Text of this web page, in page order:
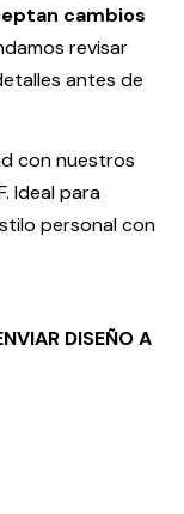
cambios
revisar
antes de
con nuestros
Ideal para
personal con
DISEÑO A